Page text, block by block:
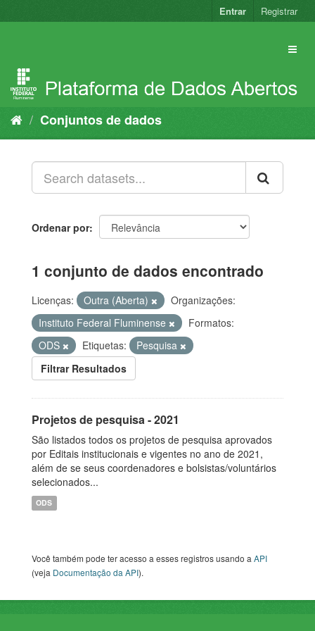
para
Entrar Registrar
Conjuntos de dados
Ordenar por
1 conjunto de dados encontrado
Licenças: Outra (Aberta)
Organizações:
Instituto Federal Fluminense
Formatos:
ODS
Etiquetas:
Pesquisa
Filtrar Resultados
Projetos de pesquisa - 2021
São listados todos os projetos de pesquisa aprovados
por Editais institucionais e vigentes no ano de 2021,
além de se seus coordenadores e bolsistas/voluntários
selecionados...
ODS
Você também pode ter acesso a esses registros usando aAPI
(veja Documentação da API).